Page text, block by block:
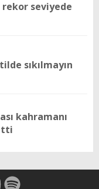
seviyede
sıkılmayın
kahramanı